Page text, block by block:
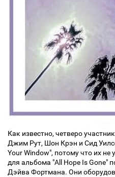
Как известно, четверо
Джим Рут, Шон Крэн и Сид
Your Window", потому что их не
для альбома "All Hope Is Gone"
Дэйва Фортмана. Они